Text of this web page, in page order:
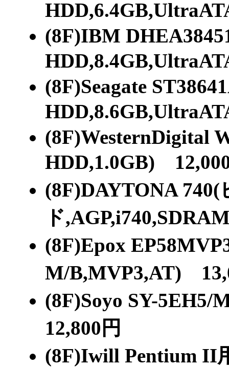
(8F)IBM
(8F)Seagate
(8F)WesternDigital
HDD,1.0GB)
(8F)DAYTONA 740(
ド
(8F)Epox
M/B,MVP3,AT)
(8F)Soyo SY-
12,800円
(8F)Iwill Pentium II